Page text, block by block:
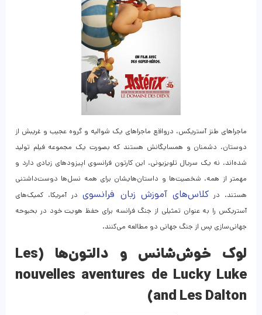
ماجراهای طنز آستریکس، درواقع ماجراهای یک شوالیه و گروه عجیب و غریبش از
دوستان، دشمنان و همسایگانش هستند که بصورت یک مجموعه فیلم تولید
شده‌اند، نه یک سریال تلویزیونی. این کارتون فرانسوی اپیزودهای زیادی دارد و
مهمتر از همه، شخصیت‌ها و داستان‌هایشان برای همه نسل‌ها دوست‌داشتنی
هستند. درکلاس‌های آموزش زبان فرانسوی‌در آمریکا، کمیک‌های
آستریکس را به عنوان تمثیلی از جنگ فرانسه برای حفظ هویت خود در بحبوحه
جهانی‌سازی پس از جنگ جهانی دو مطالعه می‌کنند.
لوک خوش‌شانس و دالتون‌ها (Les
nouvelles aventures de Lucky Luke
and Les Dalton)